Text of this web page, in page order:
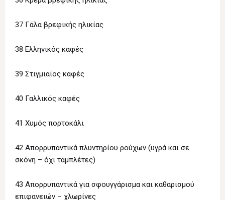
37 Γάλα βρεφικής ηλικίας
38 Ελληνικός καφές
39 Στιγμιαίος καφές
40 Γαλλικός καφές
41 Χυμός πορτοκάλι
42 Απορρυπαντικά πλυντηρίου ρούχων (υγρά και σε
σκόνη – όχι ταμπλέτες)
43 Απορρυπαντικά για σφουγγάρισμα και καθαρισμού
επιφανειών – χλωρίνες